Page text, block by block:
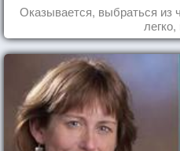
Оказывается, выбраться из
легко,